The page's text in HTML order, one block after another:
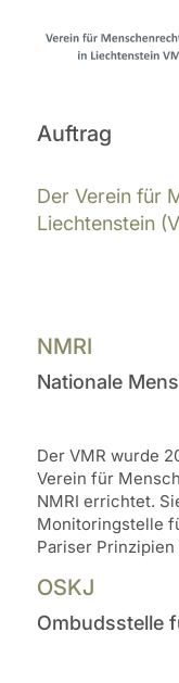
Auftrag
Der Verein für
Liechtenstein
NMRI
Nationale
Der VMR wurde
Verein für
NMRI errichtet.
Monitoringstelle
Pariser Prinzipien
OSKJ
Ombudsstelle